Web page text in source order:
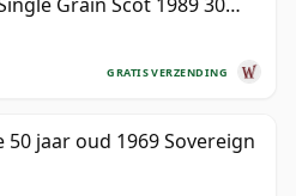
GRATIS VERZENDING
50 jaar oud 1969 Sovereign